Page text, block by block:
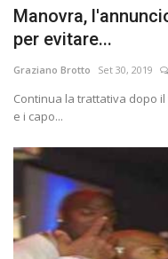
Manovra,
per evitare...
Graziano Brotto Set 30, 2019
Continua la trattativa dopo
e i capo...